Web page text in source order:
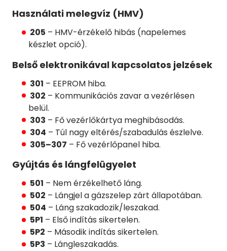
Használati melegvíz (HMV)
205 – HMV-érzékelő hibás (napelemes
készlet opció).
Belső elektronikával kapcsolatos jelzések
301 – EEPROM hiba.
302 – Kommunikációs zavar a vezérlésen
belül.
303 – Fő vezérlőkártya meghibásodás.
304 – Túl nagy eltérés/szabadulás észlelve.
305–307 – Fő vezérlőpanel hiba.
Gyújtás és lángfelügyelet
501 – Nem érzékelhető láng.
502 – Lángjel a gázszelep zárt állapotában.
504 – Láng szakadozik/leszakad.
5P1 – Első indítás sikertelen.
5P2 – Második indítás sikertelen.
5P3 – Lángleszakadás.